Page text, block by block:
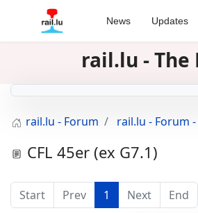
News Updates
rail.lu - The
rail.lu - Forum rail.lu - Forum -
CFL 45er (ex G7.1)
Start Prev 1 Next End